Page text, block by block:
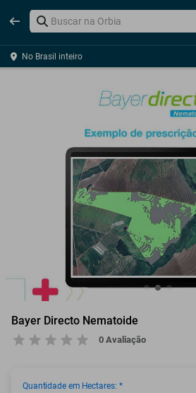
No Brasil inteiro
Bayer Directo Nematoide
0 Avaliação
Quantidade em Hectares: *